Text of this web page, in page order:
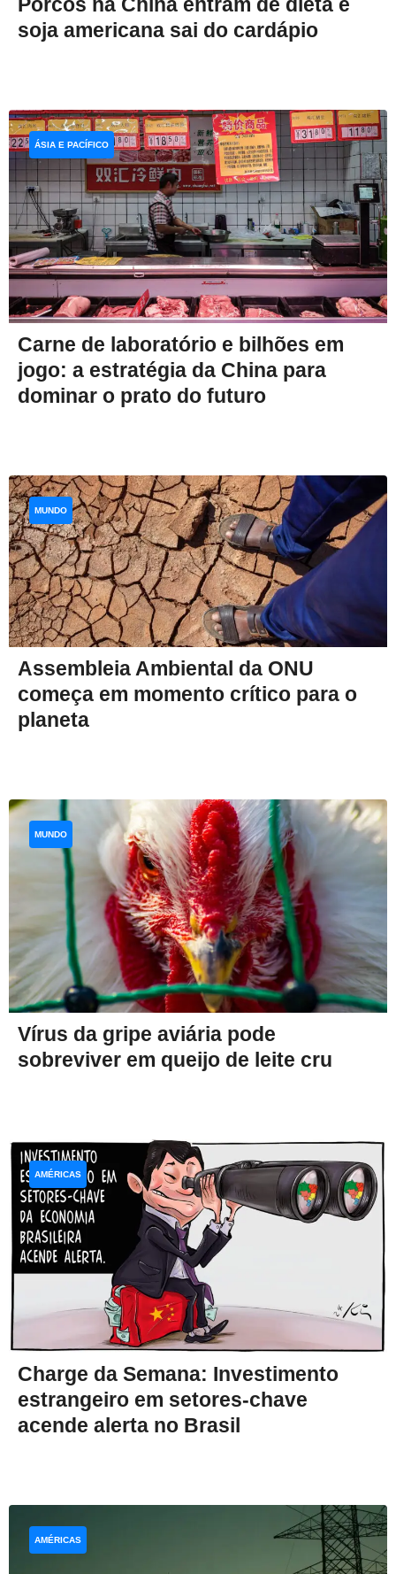
soja americana sai do cardápio
Carne de laboratório e bilhões em
jogo: a estratégia da China para
dominar o prato do futuro
ÁSIA E PACÍFICO
Assembleia Ambiental da ONU
começa em momento crítico para o
planeta
MUNDO
Vírus da gripe aviária pode
sobreviver em queijo de leite cru
MUNDO
Charge da Semana: Investimento
estrangeiro em setores-chave
acende alerta no Brasil
AMÉRICAS
AMÉRICAS